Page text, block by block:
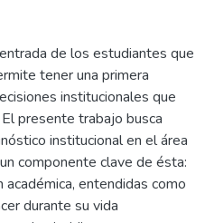
de los estudiantes que
tener una primera
institucionales que
presente trabajo busca
institucional en el área
componente clave de ésta:
entendidas como
durante su vida